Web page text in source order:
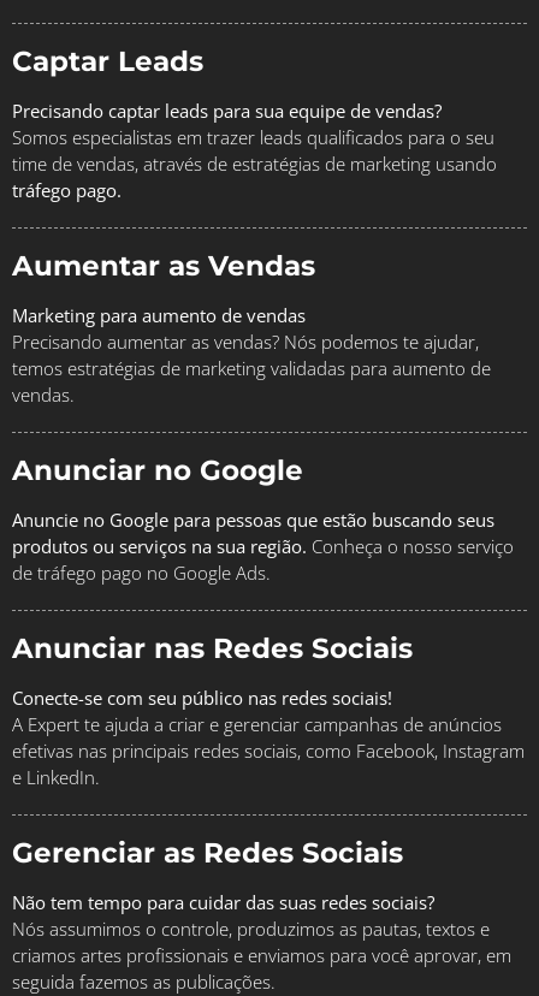
Captar Leads
Precisando captar leads para sua equipe de vendas?
Somos especialistas em trazer leads qualificados para o seu
time de vendas, através de estratégias de marketing usando
tráfego pago.
Aumentar as Vendas
Marketing para aumento de vendas
Precisando aumentar as vendas? Nós podemos te ajudar,
temos estratégias de marketing validadas para aumento de
vendas.
Anunciar no Google
Anuncie no Google para pessoas que estão buscando seus
produtos ou serviços na sua região. Conheça o nosso serviço
de tráfego pago no Google Ads.
Anunciar nas Redes Sociais
Conecte-se com seu público nas redes sociais!
A Expert te ajuda a criar e gerenciar campanhas de anúncios
efetivas nas principais redes sociais, como Facebook, Instagram
e LinkedIn.
Gerenciar as Redes Sociais
Não tem tempo para cuidar das suas redes sociais?
Nós assumimos o controle, produzimos as pautas, textos e
criamos artes profissionais e enviamos para você aprovar, em
seguida fazemos as publicações.